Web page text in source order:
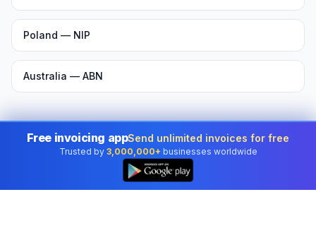
Poland — NIP
Australia — ABN
Free invoicing appSend unlimited invoices for free
Trusted by 3,000,000+ businesses worldwide